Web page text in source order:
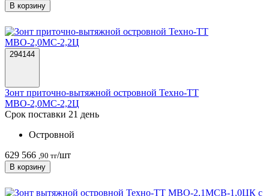
В корзину
294144
Зонт приточно-вытяжной островной Техно-ТТ
МВО-2,0МС-2,2Ц
Срок поставки 21 день
Островной
629 566 ,90 тг/шт
В корзину